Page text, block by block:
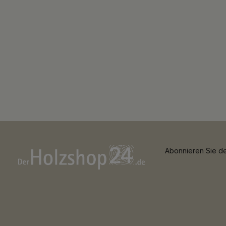
Abonnieren Sie